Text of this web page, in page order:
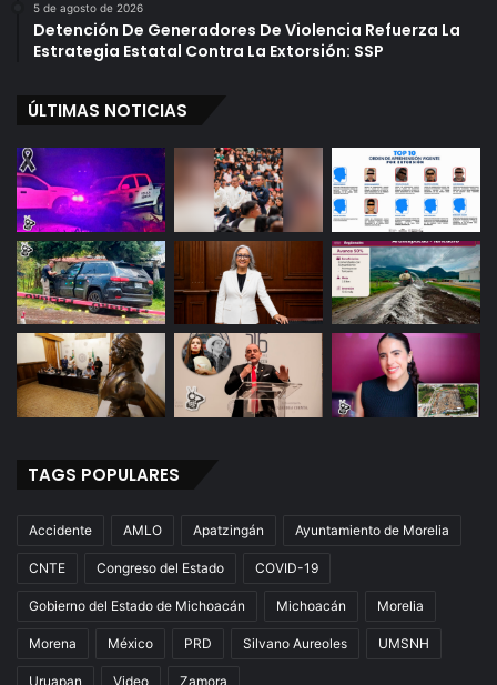
5 de agosto de 2026
Detención De Generadores De Violencia Refuerza La
Estrategia Estatal Contra La Extorsión: SSP
ÚLTIMAS NOTICIAS
TAGS POPULARES
Accidente AMLO Apatzingán Ayuntamiento de Morelia
CNTE Congreso del Estado COVID-19
Gobierno del Estado de Michoacán Michoacán Morelia
Morena México PRD Silvano Aureoles UMSNH
Uruapan Video Zamora